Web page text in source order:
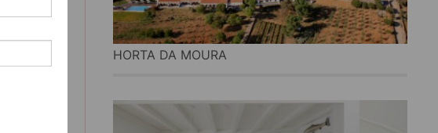
HORTA DA MOURA